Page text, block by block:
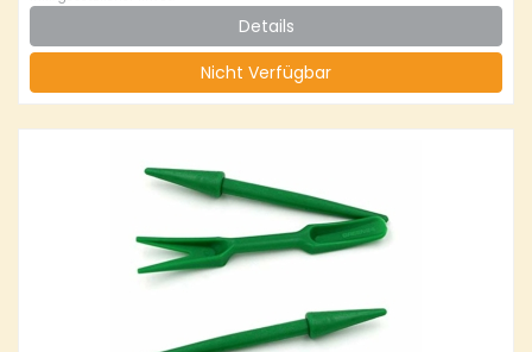
Details
Nicht Verfügbar